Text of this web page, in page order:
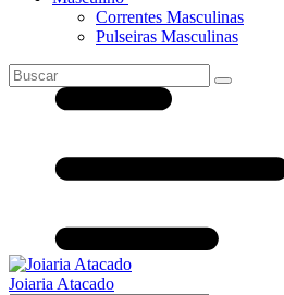
Correntes Masculinas
Pulseiras Masculinas
Joiaria Atacado